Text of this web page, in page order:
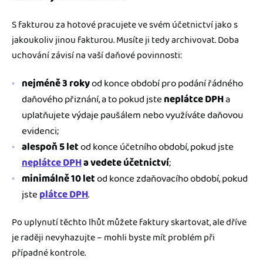
S fakturou za hotové pracujete ve svém účetnictví jako s
jakoukoliv jinou fakturou. Musíte ji tedy archivovat. Doba
uchování závisí na vaší daňové povinnosti:
nejméně 3 rokyod konce období pro podání řádného
daňového přiznání, a to pokud jsteneplátce DPHa
uplatňujete výdaje paušálem nebo využíváte daňovou
evidenci;
alespoň 5 letod konce účetního období, pokud jste
neplátce DPHa vedete účetnictví;
minimálně 10 letod konce zdaňovacího období, pokud
jsteplátce DPH.
Po uplynutí těchto lhůt můžete faktury skartovat, ale dříve
je raději nevyhazujte – mohli byste mít problém při
případné kontrole.